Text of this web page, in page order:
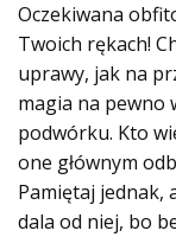
Oczekiwana
Twoich rękach!
uprawy, jak na
magia na pewno
podwórku. Kto
one głównym
Pamiętaj jednak,
dala od niej, bo